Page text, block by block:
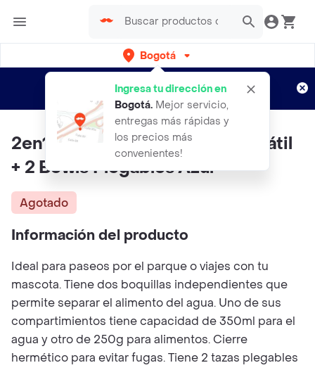
Bogotá
Ingresa tu dirección en
Bogotá. Mejor servicio,
entregas más rápidas y
los precios más
convenientes!
envíos gratis por semanas
Aplican TyC
2en1 Comedero Bebedero portátil
+ 2 Bowls Plegables Azul
Agotado
Información del producto
Ideal para paseos por el parque o viajes con tu
mascota. Tiene dos boquillas independientes que
permite separar el alimento del agua. Uno de sus
compartimientos tiene capacidad de 350ml para el
agua y otro de 250g para alimentos. Cierre
hermético para evitar fugas. Tiene 2 tazas plegables